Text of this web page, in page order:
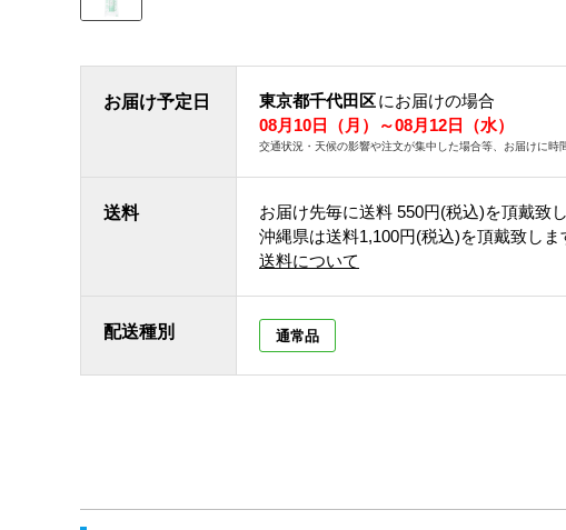
お届け予定日 東京都千代田区にお届けの場合
08月10日（月）～08月12日（水）
交通状況・天候の影響や注文が集中した場合等、お届けに時
送料 お届け先毎に送料 550円(税込)を頂戴致
沖縄県は送料1,100円(税込)を頂戴致しま
送料について
配送種別 通常品